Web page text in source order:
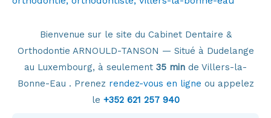
Bienvenue sur le site du Cabinet Dentaire &
Orthodontie ARNOULD-TANSON — Situé à Dudelange
au Luxembourg, à seulement 35 min de Villers-la-
Bonne-Eau . Prenez rendez-vous en ligne ou appelez
le +352 621 257 940